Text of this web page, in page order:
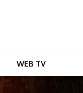
WEB TV